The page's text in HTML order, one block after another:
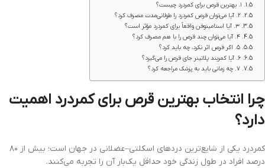
۱. بهترین قرص برای کمردرد چیست؟
۲. آیا می‌توان قرص کمردرد را طولانی‌مدت مصرف کرد؟
۳. آیا استامینوفن واقعاً برای کمردرد مؤثر است؟
۴. آیا می‌توان چند قرص را با هم مصرف کرد؟
۵. اگر قرص اثر نکرد، چه باید کرد؟
۶. آیا کمربند پلاتینر جای قرص را می‌گیرد؟
۷. چه زمانی باید به پزشک مراجعه کرد؟
چرا انتخاب بهترین قرص برای کمردرد اهمیت
دارد؟
کمردرد یکی از شایع‌ترین دردهای اسکلتی–عضلانی در جهان است؛ بیش از ۸۰
درصد افراد در طول زندگی خود حداقل یک‌بار آن را تجربه می‌کنند.